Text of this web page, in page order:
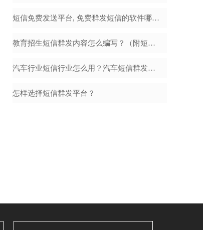
短信免费发送平台, 免费群发短信的软件哪个好
教育招生短信群发内容怎么编写？（附短信模板）
汽车行业短信行业怎么用？汽车短信群发内容怎么编辑？
怎样选择短信群发平台？